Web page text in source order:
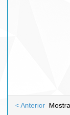
< Anterior